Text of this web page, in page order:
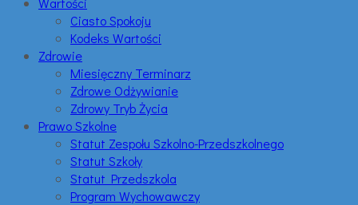
Ciasto Spokoju
Kodeks Wartości
Zdrowie
Miesięczny Terminarz
Zdrowe Odżywianie
Zdrowy Tryb Życia
Prawo Szkolne
Statut Zespołu Szkolno-Przedszkolnego
Statut Szkoły
Statut Przedszkola
Program Wychowawczy